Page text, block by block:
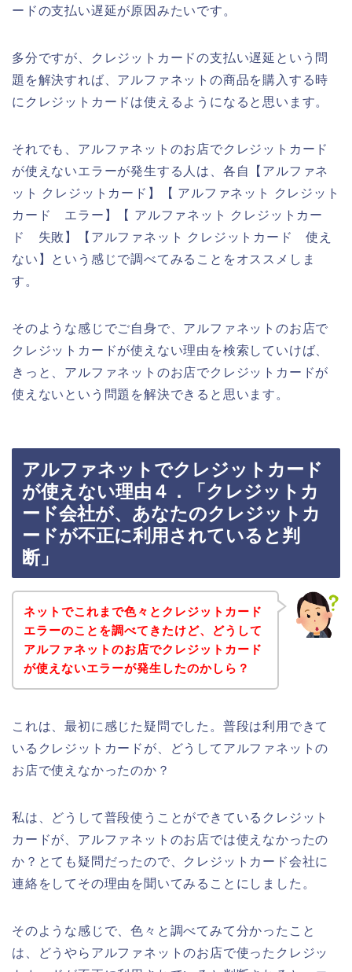
ードの支払い遅延が原因みたいです。
多分ですが、クレジットカードの支払い遅延という問
題を解決すれば、アルファネットの商品を購入する時
にクレジットカードは使えるようになると思います。
それでも、アルファネットのお店でクレジットカード
が使えないエラーが発生する人は、各自【アルファネ
ット クレジットカード】【 アルファネット クレジット
カード エラー】【 アルファネット クレジットカー
ド 失敗】【アルファネット クレジットカード 使え
ない】という感じで調べてみることをオススメしま
す。
そのような感じでご自身で、アルファネットのお店で
クレジットカードが使えない理由を検索していけば、
きっと、アルファネットのお店でクレジットカードが
使えないという問題を解決できると思います。
アルファネットでクレジットカード
が使えない理由４．「クレジットカ
ード会社が、あなたのクレジットカ
ードが不正に利用されていると判
断」
ネットでこれまで色々とクレジットカード
エラーのことを調べてきたけど、どうして
アルファネットのお店でクレジットカード
が使えないエラーが発生したのかしら？
これは、最初に感じた疑問でした。普段は利用できて
いるクレジットカードが、どうしてアルファネットの
お店で使えなかったのか？
私は、どうして普段使うことができているクレジット
カードが、アルファネットのお店では使えなかったの
か？とても疑問だったので、クレジットカード会社に
連絡をしてその理由を聞いてみることにしました。
そのような感じで、色々と調べてみて分かったこと
は、どうやらアルファネットのお店で使ったクレジッ